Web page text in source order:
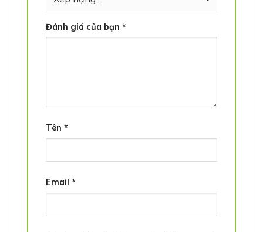
Đánh giá của bạn *
Tên *
Email *